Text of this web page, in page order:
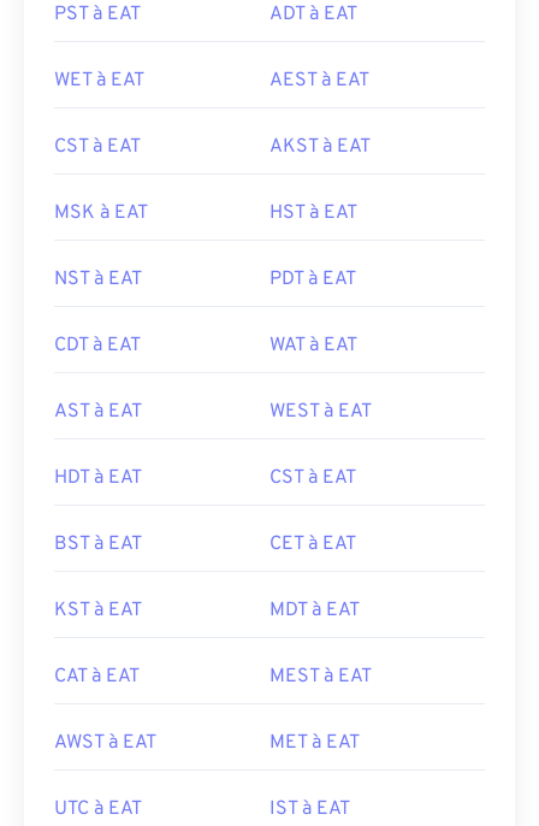
PST à EAT ADT à EAT
WET à EAT AEST à EAT
CST à EAT AKST à EAT
MSK à EAT HST à EAT
NST à EAT PDT à EAT
CDT à EAT WAT à EAT
AST à EAT WEST à EAT
HDT à EAT CST à EAT
BST à EAT CET à EAT
KST à EAT MDT à EAT
CAT à EAT MEST à EAT
AWST à EAT MET à EAT
UTC à EAT IST à EAT